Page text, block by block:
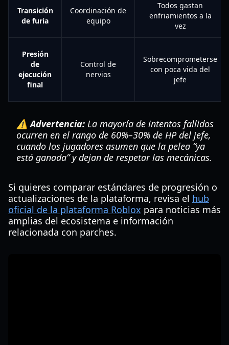
Transición
de furia
Coordinación de
equipo
Todos gastan
enfriamientos a la
vez
Presión
de
ejecución
final
Control de
nervios
Sobrecomprometerse
con poca vida del
jefe
⚠️ Advertencia: La mayoría de intentos fallidos
ocurren en el rango de 60%–30% de HP del jefe,
cuando los jugadores asumen que la pelea “ya
está ganada” y dejan de respetar las mecánicas.
Si quieres comparar estándares de progresión o
actualizaciones de la plataforma, revisa el hub
oficial de la plataforma Roblox para noticias más
amplias del ecosistema e información
relacionada con parches.